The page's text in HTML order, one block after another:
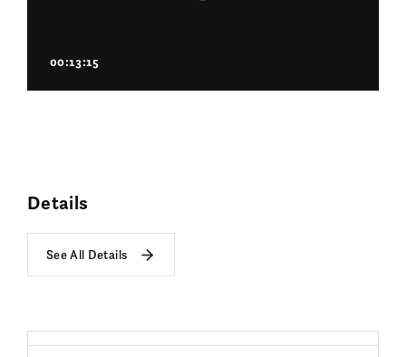
00:13:15
Details
See All Details